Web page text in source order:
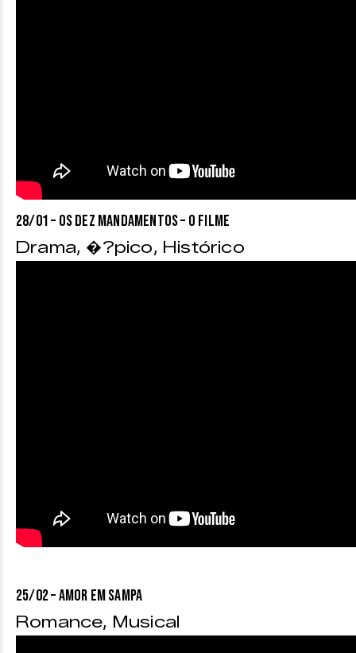
28/01 – OS DEZ MANDAMENTOS – O FILME
Drama, �?pico, Histórico
25/02 – AMOR EM SAMPA
Romance, Musical